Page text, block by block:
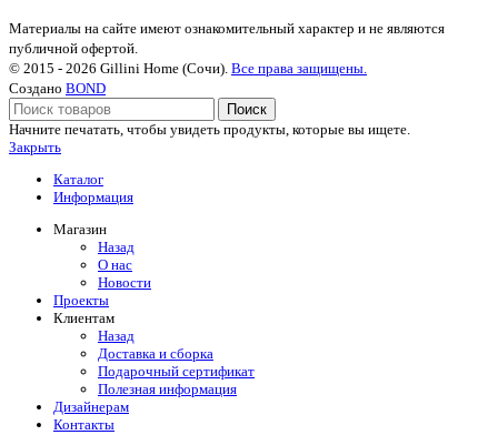
Материалы на сайте имеют ознакомительный характер и не являются
публичной офертой.
© 2015 - 2026 Gillini Home (Сочи). Все права защищены.
Создано BOND
Поиск
Начните печатать, чтобы увидеть продукты, которые вы ищете.
Закрыть
Каталог
Информация
Магазин
Назад
О нас
Новости
Проекты
Клиентам
Назад
Доставка и сборка
Подарочный сертификат
Полезная информация
Дизайнерам
Контакты